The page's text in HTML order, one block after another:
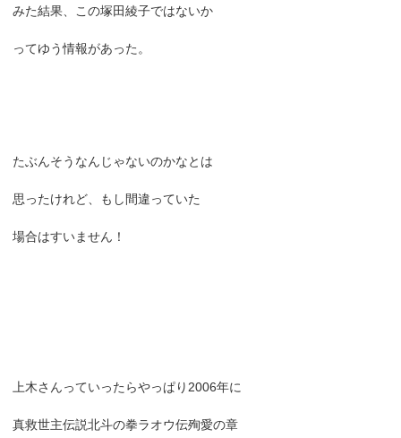
みた結果、この塚田綾子ではないか
ってゆう情報があった。
たぶんそうなんじゃないのかなとは
思ったけれど、もし間違っていた
場合はすいません！
上木さんっていったらやっぱり2006年に
真救世主伝説北斗の拳ラオウ伝殉愛の章